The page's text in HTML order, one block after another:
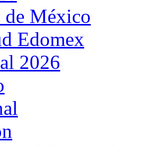
de México
Edomex
2026